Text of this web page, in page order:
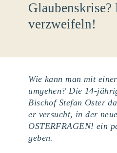
verzweifeln!
Wie kann man mit
umgehen? Die 14-
Bischof Stefan Oster
er versucht, in der
OSTERFRAGEN! ein
geben.